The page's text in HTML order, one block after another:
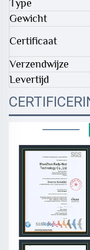
Type
Gewicht
Certificaat
Verzendwijze
Levertijd